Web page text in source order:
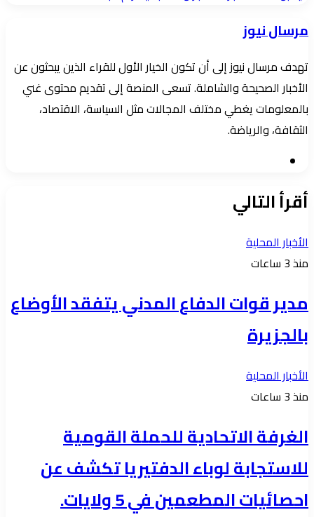
مرسال نيوز
تهدف مرسال نيوز إلى أن تكون الخيار الأول للقراء الذين يبحثون عن
الأخبار الصحيحة والشاملة. تسعى المنصة إلى تقديم محتوى غني
بالمعلومات يغطي مختلف المجالات مثل السياسة، الاقتصاد،
الثقافة، والرياضة.
أقرأ التالي
الأخبار المحلية
منذ 3 ساعات
مدير قوات الدفاع المدني يتفقد الأوضاع
بالجزيرة
الأخبار المحلية
منذ 3 ساعات
الغرفة الاتحادية للحملة القومية
للاستجابة لوباء الدفتيريا تكشف عن
احصائيات المطعمين في 5 ولايات.